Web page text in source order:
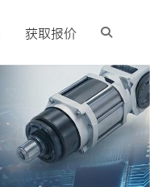
获取报价